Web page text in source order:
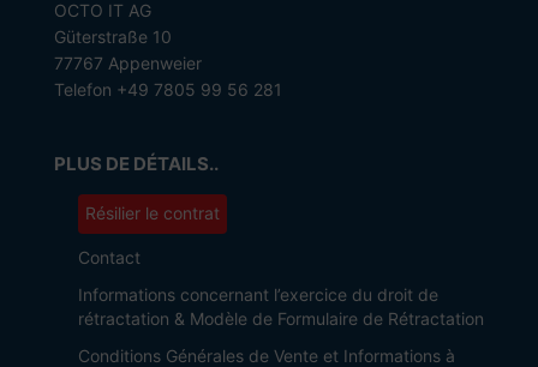
OCTO IT AG
Güterstraße 10
77767 Appenweier
Telefon +49 7805 99 56 281
PLUS DE DÉTAILS..
Résilier le contrat
Contact
Informations concernant l’exercice du droit de
rétractation & Modèle de Formulaire de Rétractation
Conditions Générales de Vente et Informations à